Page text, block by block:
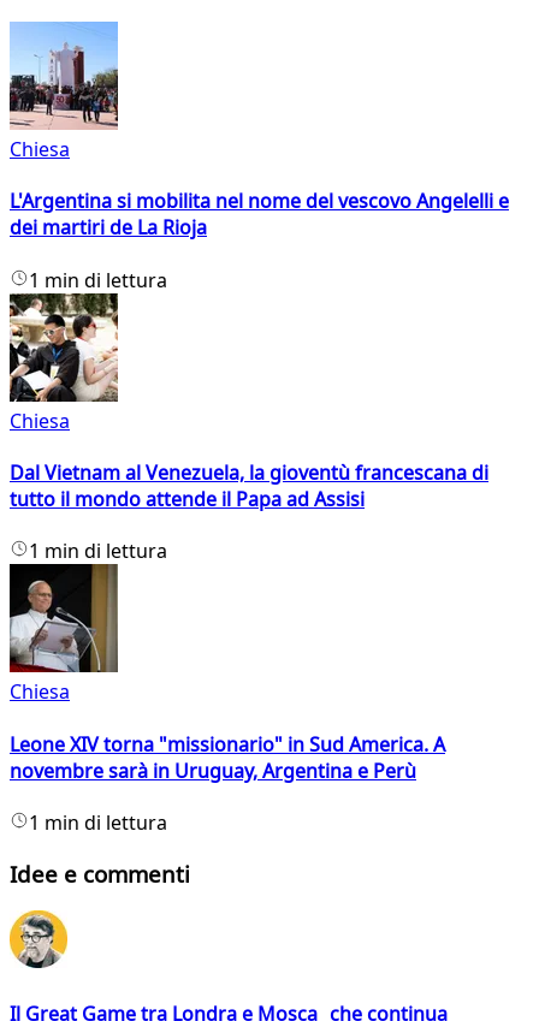
Chiesa
L'Argentina si mobilita nel nome del vescovo Angelelli e
dei martiri de La Rioja
1 min di lettura
Chiesa
Dal Vietnam al Venezuela, la gioventù francescana di
tutto il mondo attende il Papa ad Assisi
1 min di lettura
Chiesa
Leone XIV torna "missionario" in Sud America. A
novembre sarà in Uruguay, Argentina e Perù
1 min di lettura
Idee e commenti
Il Great Game tra Londra e Mosca che continua